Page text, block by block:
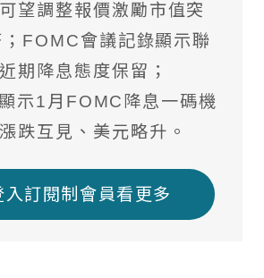
長個股
度觀察
面面觀
這開始
望調整報價激勵市值突
FOMC會議記錄顯示聯
期降息態度保留；
示1月FOMC降息一碼機
跌互見、美元略升。
入訂閱制會員看更多